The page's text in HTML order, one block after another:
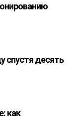
спустя десять
как